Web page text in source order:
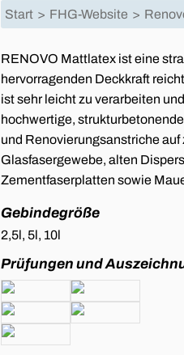
Start > FHG-Website >
RENOVO Mattlatex ist eine
hervorragenden Deckkraft
ist sehr leicht zu verarbeiten
hochwertige,
und Renovierungsanstriche
Glasfasergewebe, alten
Zementfaserplatten sowie
Gebindegröße
2,5l, 5l, 10l
Prüfungen und